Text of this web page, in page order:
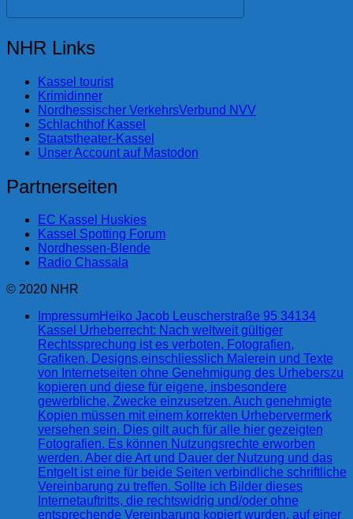
NHR Links
Kassel tourist
Krimidinner
Nordhessischer VerkehrsVerbund NVV
Schlachthof Kassel
Staatstheater-Kassel
Unser Account auf Mastodon
Partnerseiten
EC Kassel Huskies
Kassel Spotting Forum
Nordhessen-Blende
Radio Chassala
© 2020 NHR
ImpressumHeiko Jacob Leuscherstraße 95 34134
Kassel Urheberrecht: Nach weltweit gültiger
Rechtssprechung ist es verboten, Fotografien,
Grafiken, Designs,einschliesslich Malerein und Texte
von Internetseiten ohne Genehmigung des Urheberszu
kopieren und diese für eigene, insbesondere
gewerbliche, Zwecke einzusetzen. Auch genehmigte
Kopien müssen mit einem korrekten Urhebervermerk
versehen sein. Dies gilt auch für alle hier gezeigten
Fotografien. Es können Nutzungsrechte erworben
werden. Aber die Art und Dauer der Nutzung und das
Entgelt ist eine für beide Seiten verbindliche schriftliche
Vereinbarung zu treffen. Sollte ich Bilder dieses
Internetauftritts, die rechtswidrig und/oder ohne
entsprechende Vereinbarung kopiert wurden, auf einer